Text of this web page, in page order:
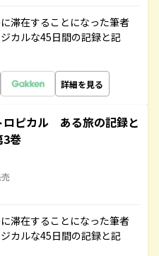
滞在することになった筆者
カルな45日間の記録と記
詳細を見る
ロピカル ある旅の記録と
巻
滞在することになった筆者
カルな45日間の記録と記